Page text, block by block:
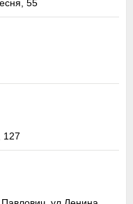
55
127